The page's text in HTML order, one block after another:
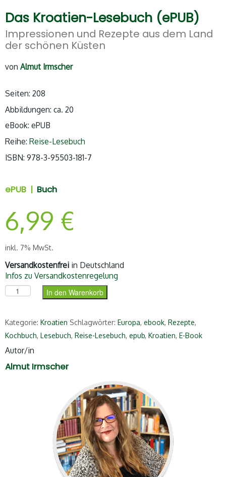
Das Kroatien-Lesebuch (ePUB)
Impressionen und Rezepte aus dem Land
der schönen Küsten
von Almut Irmscher
Seiten: 208
Abbildungen: ca. 20
eBook: ePUB
Reihe: Reise-Lesebuch
ISBN: 978-3-95503-181-7
ePUB | Buch
6,99 €
inkl. 7% MwSt.
Versandkostenfrei in Deutschland
Infos zu Versandkostenregelung
Das Kroatien-Lesebuch (ePUB) Menge
In den Warenkorb
Kategorie: Kroatien Schlagwörter: Europa, ebook, Rezepte,
Kochbuch, Lesebuch, Reise-Lesebuch, epub, Kroatien, E-Book
Autor/in
Almut Irmscher